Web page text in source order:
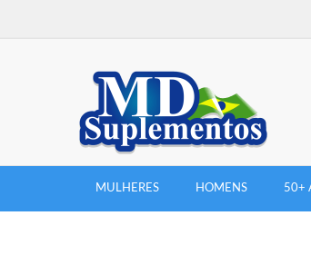
MULHERES HOMENS 50+